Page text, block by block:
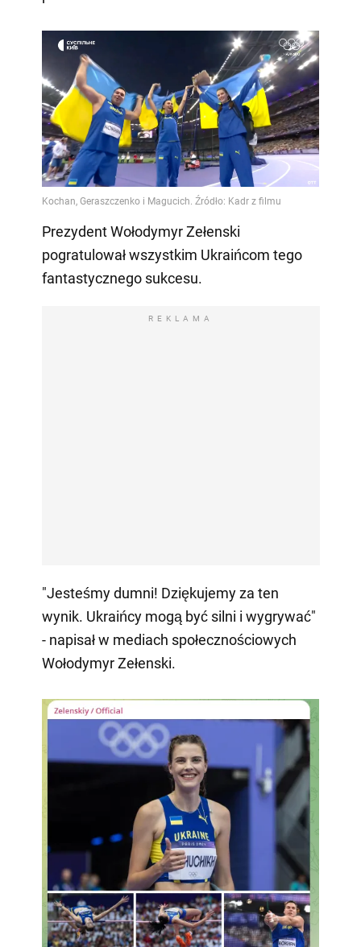
Prezydent Wołodymyr Zełenski
pogratulował wszystkim Ukraińcom tego
fantastycznego sukcesu.
REKLAMA
"Jesteśmy dumni! Dziękujemy za ten
wynik. Ukraińcy mogą być silni i wygrywać"
- napisał w mediach społecznościowych
Wołodymyr Zełenski.